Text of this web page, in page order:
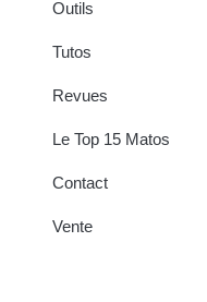
Outils
Tutos
Revues
Le Top 15 Matos
Contact
Vente